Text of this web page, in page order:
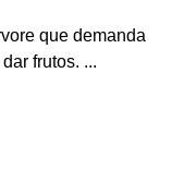
que demanda
frutos. ...